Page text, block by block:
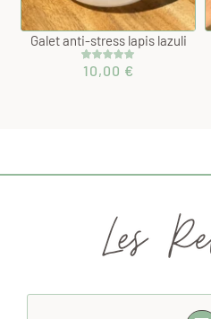
Galet anti-stress lapis lazuli
Noté5.00
sur 5 basé
110,00 €